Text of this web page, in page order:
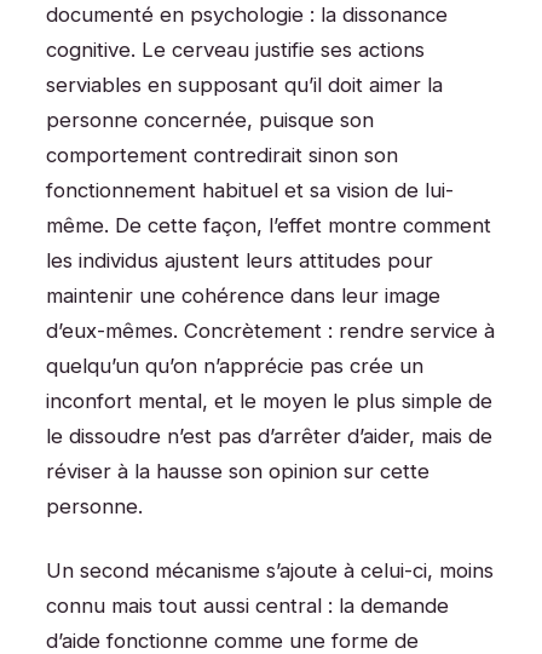
documenté en psychologie : la dissonance
cognitive. Le cerveau justifie ses actions
serviables en supposant qu’il doit aimer la
personne concernée, puisque son
comportement contredirait sinon son
fonctionnement habituel et sa vision de lui-
même. De cette façon, l’effet montre comment
les individus ajustent leurs attitudes pour
maintenir une cohérence dans leur image
d’eux-mêmes. Concrètement : rendre service à
quelqu’un qu’on n’apprécie pas crée un
inconfort mental, et le moyen le plus simple de
le dissoudre n’est pas d’arrêter d’aider, mais de
réviser à la hausse son opinion sur cette
personne.
Un second mécanisme s’ajoute à celui-ci, moins
connu mais tout aussi central : la demande
d’aide fonctionne comme une forme de